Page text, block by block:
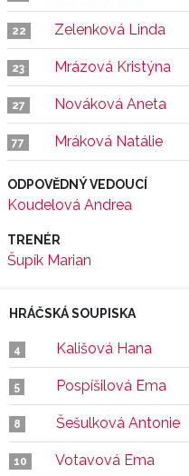
22 Zelenková Linda
23 Mrázová Kristýna
27 Nováková Aneta
77 Mráková Natálie
ODPOVĚDNÝ VEDOUCÍ
Koudelová Andrea
TRENÉR
Šupík Marian
HRÁČSKÁ SOUPISKA
4 Kališová Hana
5 Pospíšilová Ema
8 Šešulková Antonie
10 Votavová Ema